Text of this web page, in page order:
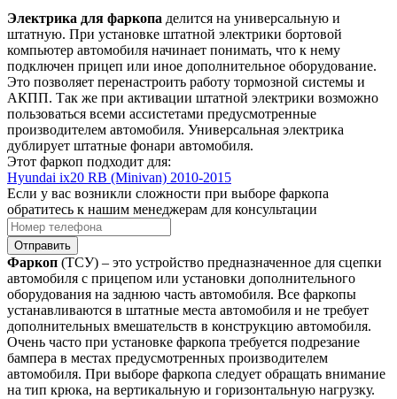
Электрика для фаркопа делится на универсальную и
штатную. При установке штатной электрики бортовой
компьютер автомобиля начинает понимать, что к нему
подключен прицеп или иное дополнительное оборудование.
Это позволяет перенастроить работу тормозной системы и
АКПП. Так же при активации штатной электрики возможно
пользоваться всеми ассистетами предусмотренные
производителем автомобиля. Универсальная электрика
дублирует штатные фонари автомобиля.
Этот фаркоп подходит для:
Hyundai ix20 RB (Minivan) 2010-2015
Если у вас возникли сложности при выборе фаркопа
обратитесь к нашим менеджерам для консультации
Отправить
Фаркоп (ТСУ) – это устройство предназначенное для сцепки
автомобиля с прицепом или установки дополнительного
оборудования на заднюю часть автомобиля. Все фаркопы
устанавливаются в штатные места автомобиля и не требует
дополнительных вмешательств в конструкцию автомобиля.
Очень часто при установке фаркопа требуется подрезание
бампера в местах предусмотренных производителем
автомобиля. При выборе фаркопа следует обращать внимание
на тип крюка, на вертикальную и горизонтальную нагрузку.